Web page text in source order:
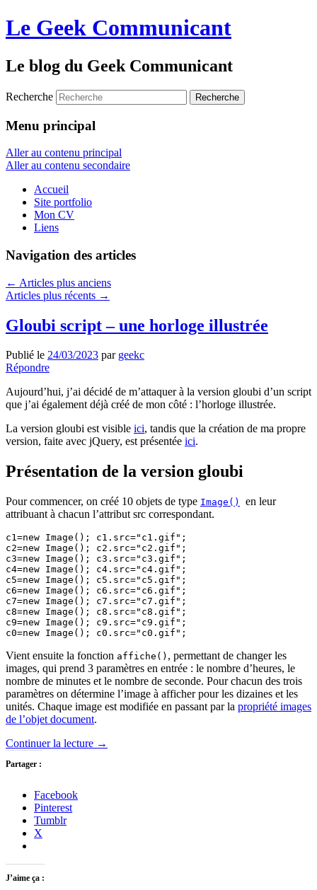
Le Geek Communicant
Le blog du Geek Communicant
Recherche
Menu principal
Aller au contenu principal
Aller au contenu secondaire
Accueil
Site portfolio
Mon CV
Liens
Navigation des articles
← Articles plus anciens
Articles plus récents →
Gloubi script – une horloge illustrée
Publié le 24/03/2023 par geekc
Répondre
Aujourd’hui, j’ai décidé de m’attaquer à la version gloubi d’un script
que j’ai également déjà créé de mon côté : l’horloge illustrée.
La version gloubi est visible ici, tandis que la création de ma propre
version, faite avec jQuery, est présentée ici.
Présentation de la version gloubi
Pour commencer, on créé 10 objets de type Image()
en leur
attribuant à chacun l’attribut src correspondant.
c1=new Image(); c1.src="c1.gif";
c2=new Image(); c2.src="c2.gif";
c3=new Image(); c3.src="c3.gif";
c4=new Image(); c4.src="c4.gif";
c5=new Image(); c5.src="c5.gif";
c6=new Image(); c6.src="c6.gif";
c7=new Image(); c7.src="c7.gif";
c8=new Image(); c8.src="c8.gif";
c9=new Image(); c9.src="c9.gif";
Vient ensuite la fonction affiche() , permettant de changer les
images, qui prend 3 paramètres en entrée : le nombre d’heures, le
nombre de minutes et le nombre de seconde. Pour chacun des trois
paramètres on détermine l’image à afficher pour les dizaines et les
unités. Chaque image est modifiée en passant par la propriété images
de l’objet document.
Continuer la lecture →
Partager :
Facebook
Pinterest
Tumblr
X
J’aime ça :